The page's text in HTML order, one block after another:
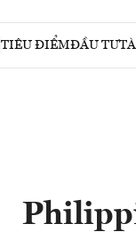
TIÊU ĐIỂMĐẦU TƯ